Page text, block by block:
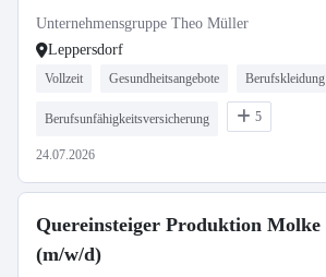
Unternehmensgruppe Theo Müller
Leppersdorf
Vollzeit Gesundheitsangebote Berufskleidung
Berufsunfähigkeitsversicherung 5
24.07.2026
Quereinsteiger Produktion Molke
(m/w/d)